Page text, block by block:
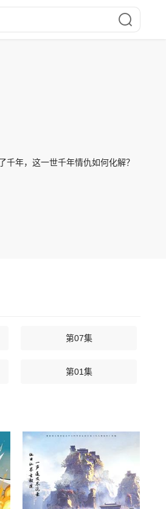
年，这一世千年情仇如何化解？
第07集
第01集